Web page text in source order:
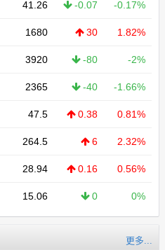
41.26 -0.07 -0.17%
1680 30 1.82%
3920 -80 -2%
2365 -40 -1.66%
47.5 0.38 0.81%
264.5 6 2.32%
28.94 0.16 0.56%
15.06 0 0%
更多...